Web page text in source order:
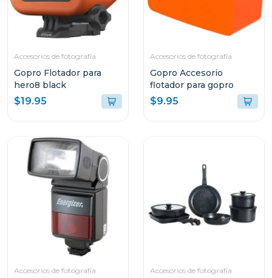
Accesorios de fotografía
Gopro Flotador para
hero8 black
$19.95
Accesorios de fotografía
Gopro Accesorio
flotador para gopro
$9.95
Accesorios de fotografía Accesorios de fotografía